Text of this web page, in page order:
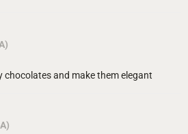
chocolates and make them elegant